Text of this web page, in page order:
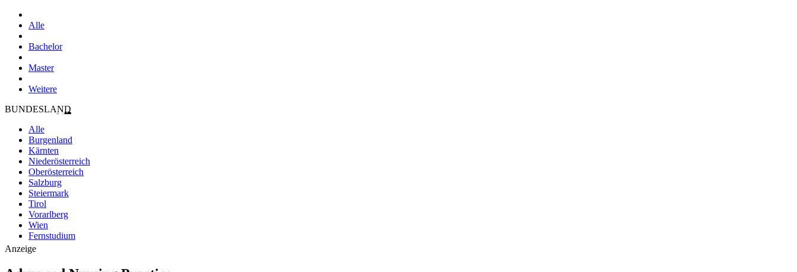
Alle
Bachelor
Master
Weitere
BUNDESLAND
Alle
Burgenland
Kärnten
Niederösterreich
Oberösterreich
Salzburg
Steiermark
Tirol
Vorarlberg
Wien
Fernstudium
Anzeige